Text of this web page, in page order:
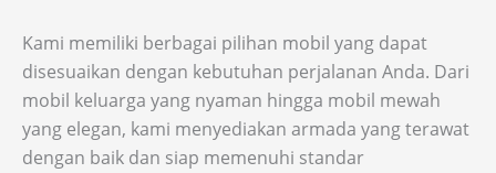
Kami memiliki berbagai pilihan mobil yang dapat
disesuaikan dengan kebutuhan perjalanan Anda. Dari
mobil keluarga yang nyaman hingga mobil mewah
yang elegan, kami menyediakan armada yang terawat
dengan baik dan siap memenuhi standar